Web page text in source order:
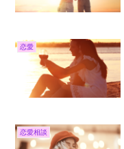
恋愛
恋愛相談